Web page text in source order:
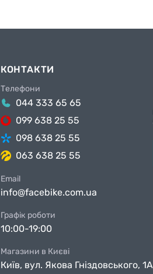
КОНТАКТИ
Телефони
044 333 65 65
099 638 25 55
098 638 25 55
063 638 25 55
Email
info@facebike.com.ua
Графік роботи
10:00-19:00
Магазини в Києві
Київ, вул. Якова Гніздовського, 1А